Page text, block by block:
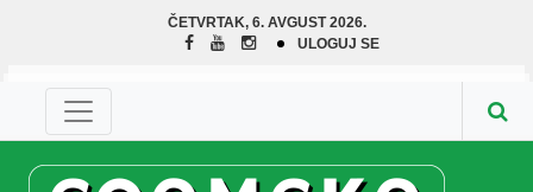
ČETVRTAK, 6. AVGUST 2026.
ULOGUJ SE